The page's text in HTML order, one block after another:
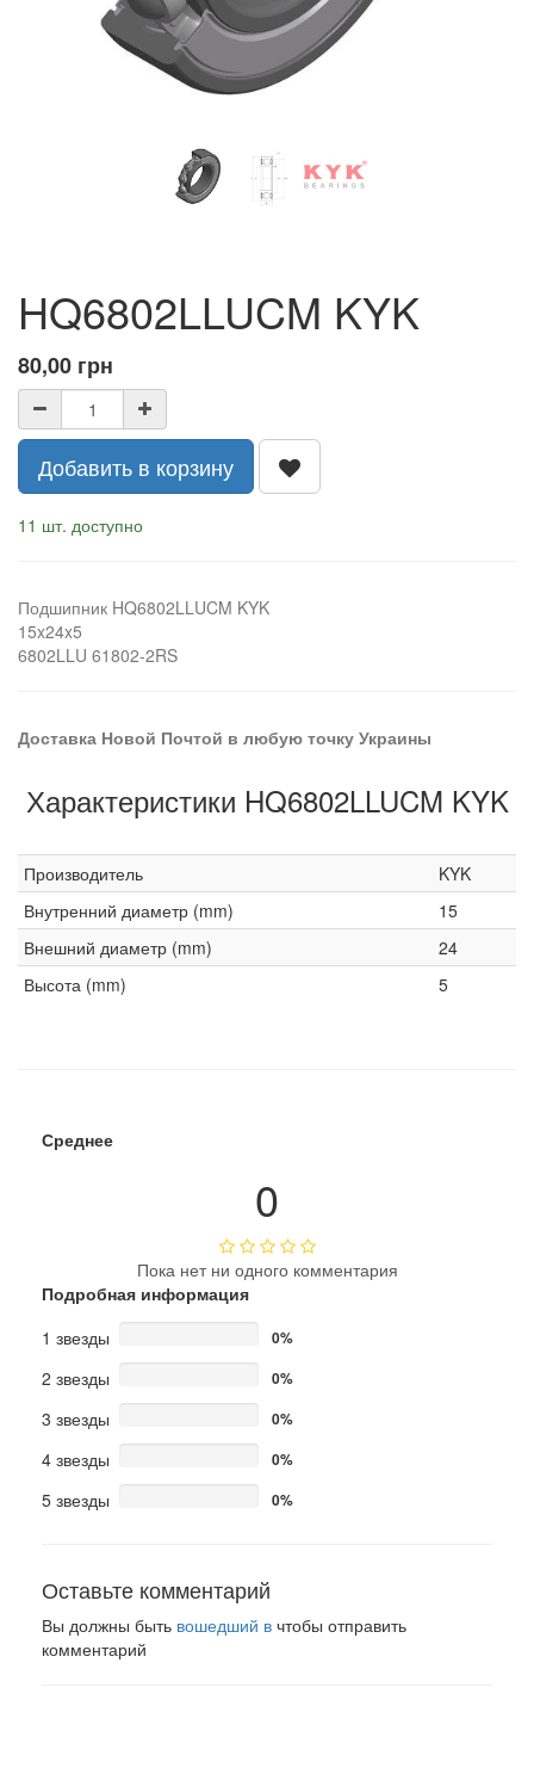
HQ6802LLUCM KYK
80,00 грн
Добавить в корзину
11 шт. доступно
Подшипник HQ6802LLUCM KYK
15x24x5
6802LLU 61802-2RS
Доставка Новой Почтой в любую точку Украины
Характеристики HQ6802LLUCM KYK
Производитель
KYK
Внутренний диаметр (mm)
15
Внешний диаметр (mm)
24
Высота (mm)
5
Среднее
0
Пока нет ни одного комментария
Подробная информация
1 звезды
0%
2 звезды 0%
3 звезды 0%
4 звезды 0%
5 звезды 0%
Оставьте комментарий
Вы должны быть вошедший в чтобы отправить
комментарий